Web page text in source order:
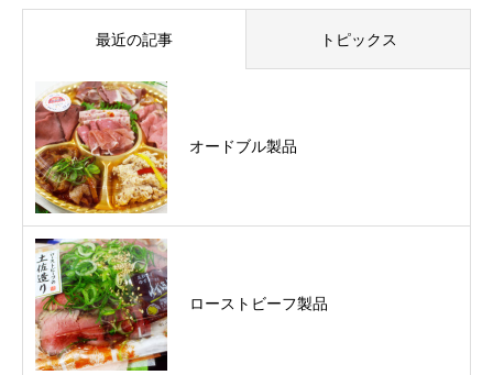
最近の記事 トピックス
オードブル製品
ローストビーフ製品